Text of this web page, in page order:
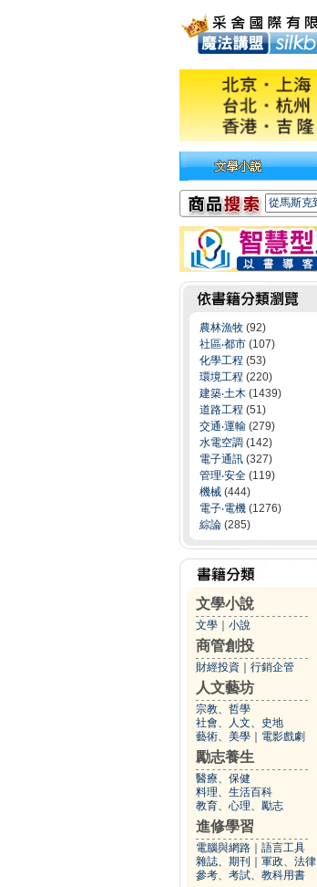
農林漁牧 (92)
社區‧都市 (107)
化學工程 (53)
環境工程 (220)
建築‧土木 (1439)
道路工程 (51)
交通‧運輸 (279)
水電空調 (142)
電子通訊 (327)
管理‧安全 (119)
機械 (444)
電子‧電機 (1276)
綜論 (285)
文學小說
文學 小說
商管創投
財經投資 行銷企管
人文藝坊
宗教、哲學
社會、人文、史地
藝術、美學
電影戲劇
勵志養生
醫療、保健
料理、生活百科
教育、心理、勵志
進修學習
電腦與網路
語言工具
雜誌、期刊
軍政、法律
參考、考試、教科用書